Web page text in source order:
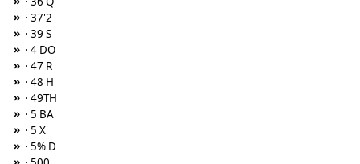
» · 37'2
» · 39 S
» · 4 DO
» · 47 R
» · 48 H
» · 49TH
» · 5 BA
» · 5 X
» · 5% D